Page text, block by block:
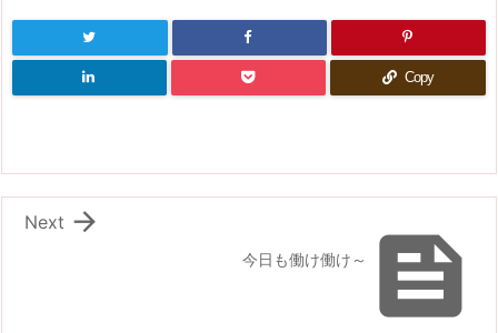
Copy

今日も働け働け～

Next